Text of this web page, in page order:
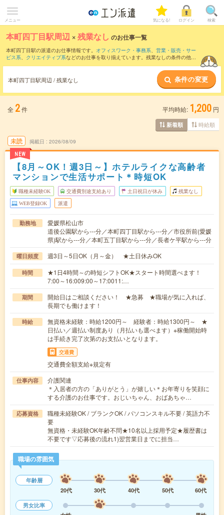
メニュー 気になる! ログイン 検索
本町四丁目駅周辺 ×残業なし のお仕事一覧
本町四丁目駅の派遣のお仕事情報です。 オフィスワーク・事務系、 営業・販売・サー
ビス系、 クリエイティブ系などのお仕事を取り揃えています。残業なしの条件の他
本町四丁目駅周辺 / 残業なし 条件の変更
全 2件 平均時給: 1,200 円
新着順 時給順
未読
NEW
掲載日 2026/08/09
【8月～OK！週3日～】ホテルライクな高齢者
マンションで生活サポート＊時短OK
職種未経験OK 交通費別途支給あり 土日祝日が休み 残業なし
WEB登録OK 派遣
勤務地
愛媛県松山市
道後公園駅から---分／本町四丁目駅から---分／市役所前(愛媛
県)駅から---分／本町五丁目駅から---分／長者ケ平駅から---分
曜日頻度 週3日～5日OK（月～金） ★土日休みOK
時間
★1日4時間～の時短シフトOK★スタート時間選べます！
7:00～16:009:00～17:0011:…
期間
開始日はご相談ください！ ★急募 ★職場が気に入れば、
長期でも働けます！
時給
無資格未経験：時給1200円～ 経験者：時給1300円～ ★
日払い／週払い制度あり（月払いも選べます）※稼働開始時
は手続き完了次第のお支払いとなります。
交通費
交通費全額支給※規定有
仕事内容
介護関連
＊入居者の方の「ありがとう」が嬉しい＊お年寄りを笑顔に
する介護のお仕事です。おじいちゃん、おばあちゃ…
応募資格
職種未経験OK / ブランクOK / パソコンスキル不要 / 英語力不
要
無資格・未経験OK年齢不問★10名以上採用予定★履歴書は
不要です▽応募後の流れ1)翌営業日までに担当…
職場の雰囲気
年齢層
20代
30代 40代 50代
60代
男女比率